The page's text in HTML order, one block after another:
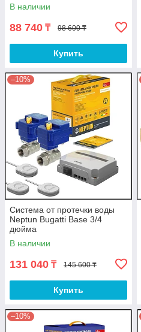
В наличии
88 740 ₸ 98 600 ₸
Купить
–10%
Система от протечки воды
Neptun Bugatti Base 3/4
дюйма
В наличии
131 040 ₸ 145 600 ₸
Купить
–10%